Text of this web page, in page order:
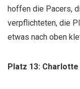
hoffen die Pacers,
verpflichteten, die
etwas nach oben
Platz 13: